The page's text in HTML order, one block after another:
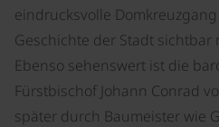
eindrucksvolle
Geschichte der Stadt sichtbar
Ebenso sehenswert ist die
Fürstbischof Johann Conrad
später durch Baumeister wie